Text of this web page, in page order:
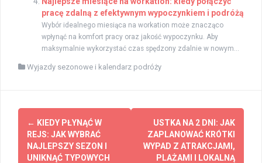
pracę zdalną z efektywnym wypoczynkiem i podróżą
Wybór idealnego miesiąca na workation może znacząco
wpłynąć na komfort pracy oraz jakość wypoczynku. Aby
maksymalnie wykorzystać czas spędzony zdalnie w nowym...
Wyjazdy sezonowe i kalendarz podróży
Zobacz
wpisy
← KIEDY PŁYNĄĆ W
REJS: JAK WYBRAĆ
NAJLEPSZY SEZON I
UNIKNĄĆ TYPOWYCH
USTKA NA 2 DNI: JAK
ZAPLANOWAĆ KRÓTKI
WYPAD Z ATRAKCJAMI,
PLAŻAMI I LOKALNĄ